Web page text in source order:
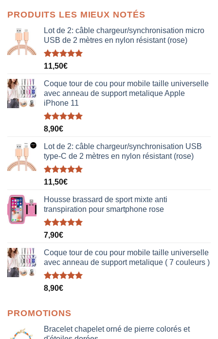
était :
38,00€.
est :
19,00€.
PRODUITS LES MIEUX NOTÉS
Lot de 2: câble chargeur/synchronisation micro
USB de 2 mètres en nylon résistant (rose)
Note5.00
11,50€
Coque tour de cou pour mobile taille universelle
avec anneau de support metalique Apple
iPhone 11
Note5.00
8,90€
Lot de 2: câble chargeur/synchronisation USB
type-C de 2 mètres en nylon résistant (rose)
Note5.00
11,50€
Housse brassard de sport mixte anti
transpiration pour smartphone rose
Note5.00
7,90€
Coque tour de cou pour mobile taille universelle
avec anneau de support metalique ( 7 couleurs )
Note5.00
8,90€
PROMOTIONS
Bracelet chapelet orné de pierre colorés et